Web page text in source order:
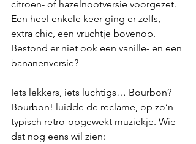
citroen- of hazelnootversie voorgezet.
Een heel enkele keer ging er zelfs,
extra chic, een vruchtje bovenop.
Bestond er niet ook een vanille- en een
bananenversie?
Iets lekkers, iets luchtigs… Bourbon?
Bourbon! luidde de reclame, op zo’n
typisch retro-opgewekt muziekje. Wie
dat nog eens wil zien: